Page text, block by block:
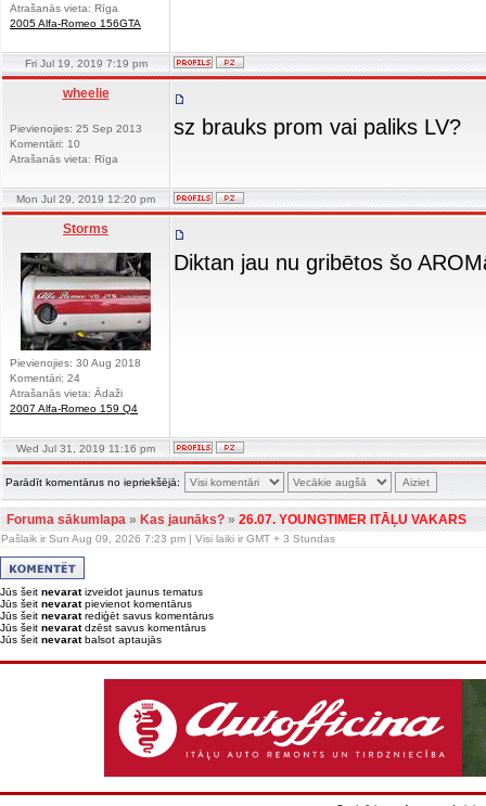
Atrašanās vieta: Rīga
2005 Alfa-Romeo 156GTA
Fri Jul 19, 2019 7:19 pm
wheelie
Pievienojies: 25 Sep 2013
Komentāri: 10
Atrašanās vieta: Rīga
sz brauks prom vai paliks LV?
Mon Jul 29, 2019 12:20 pm
Storms
Pievienojies: 30 Aug 2018
Komentāri: 24
Atrašanās vieta: Ādaži
2007 Alfa-Romeo 159 Q4
Diktan jau nu gribētos šo
Wed Jul 31, 2019 11:16 pm
Parādīt komentārus no iepriekšējā:
Foruma sākumlapa»Kas jaunāks?»26.07. YOUNGTIMER ITĀĻU VAKARS
Pašlaik ir Sun Aug 09, 2026 7:23 pm | Visi laiki ir GMT + 3 Stundas
Jūs šeit nevaratizveidot jaunus tematus
Jūs šeit nevaratpievienot komentārus
Jūs šeit nevaratrediģēt savus komentārus
Jūs šeit nevaratdzēst savus komentārus
Jūs šeit nevaratbalsot aptaujās